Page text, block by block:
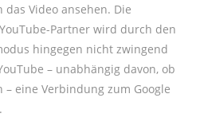
Video ansehen. Die
Partner wird durch den
hingegen nicht zwingend
– unabhängig davon, ob
– eine Verbindung zum Google